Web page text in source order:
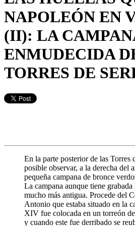
NAPOLEÓN EN
(II): LA
ENMUDECIDA
TORRES DE
En la parte posterior de las Torres
posible observar, a la derecha del
pequeña campana de bronce
La campana aunque tiene
mucho más antigua. Procede del
Antonio que estaba situado en la
XIV fue colocada en un torreón
y cuando este fue derribado se